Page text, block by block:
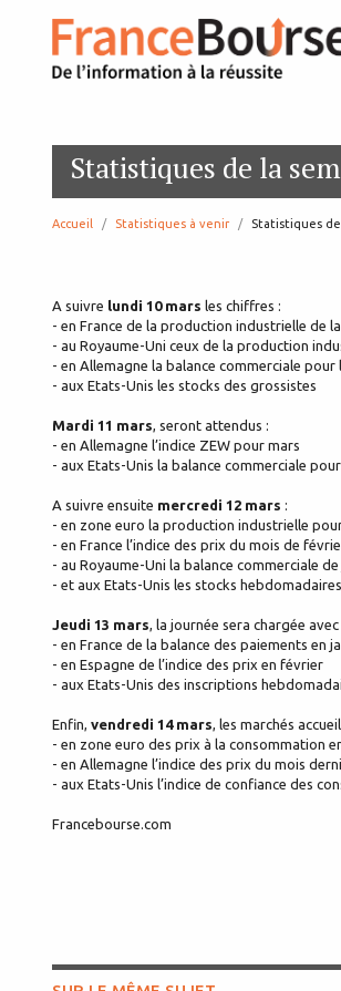
Statistiques de la
Accueil Statistiques à venir page:
Statistiques de
A suivre lundi 10 mars les chiffres :
- en France de la production industrielle de
- au Royaume-Uni ceux de la production
- en Allemagne la balance commerciale pour
- aux Etats-Unis les stocks des grossistes
Mardi 11 mars, seront attendus :
- en Allemagne l’indice ZEW pour mars
- aux Etats-Unis la balance commerciale
A suivre ensuite mercredi 12 mars :
- en zone euro la production industrielle
- en France l’indice des prix du mois de
- au Royaume-Uni la balance commerciale
- et aux Etats-Unis les stocks
Jeudi 13 mars, la journée sera chargée
- en France de la balance des paiements en
- en Espagne de l’indice des prix en février
- aux Etats-Unis des inscriptions
Enfin, vendredi 14 mars, les marchés
- en zone euro des prix à la consommation
- en Allemagne l’indice des prix du mois
- aux Etats-Unis l’indice de confiance des
Francebourse.com